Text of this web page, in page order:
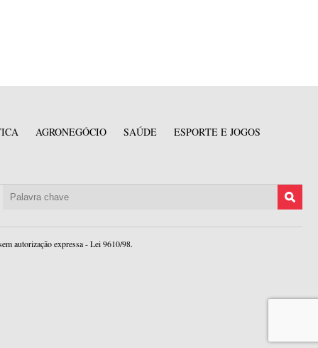
AGRONEGÓCIO SAÚDE ESPORTE E JOGOS
autorização expressa - Lei 9610/98.